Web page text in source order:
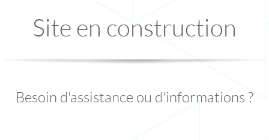
Site en construction
Besoin d'assistance ou d'informations ?